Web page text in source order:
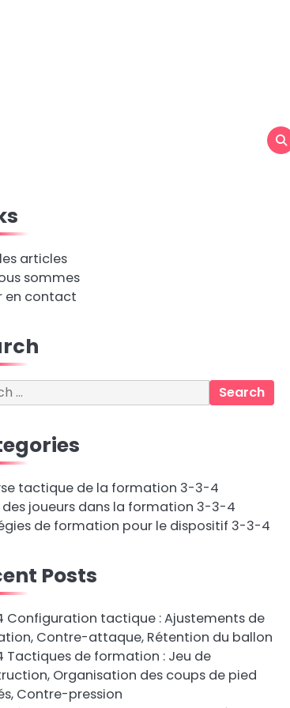
articles
sommes
en contact
tactique de la formation 3-3-4
des joueurs dans la formation 3-3-4
de formation pour le dispositif 3-3-4
Posts
Configuration tactique : Ajustements de
Contre-attaque, Rétention du ballon
Tactiques de formation : Jeu de
Organisation des coups de pied
Contre-pression